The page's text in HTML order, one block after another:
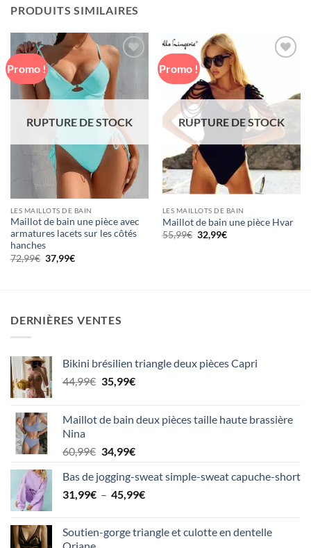
PRODUITS SIMILAIRES
Promo !
Ajouter
à la liste
RUPTURE DE STOCK
LES MAILLOTS DE BAIN
Maillot de bain une pièce avec
armatures lacets sur les côtés
hanches
72,99€ Le
prix
37,99€Le
Promo !
souhaits
RUPTURE DE STOCK
LES MAILLOTS DE BAIN
Maillot de bain une pièce Hvar
55,99€ Le
prix
32,99€Le
DERNIÈRES VENTES
Bikini brésilien triangle deux pièces Capri
44,99€ Le
était :
35,99€Le
est :
Maillot de bain deux pièces taille haute brassière
Nina
60,99€ Le
initial
était :
34,99€Le
actuel
est :
Bas de jogging-sweat simple-sweat capuche-short
31,99€ – 45,99€Plage
31,99€
Soutien-gorge triangle et culotte en dentelle